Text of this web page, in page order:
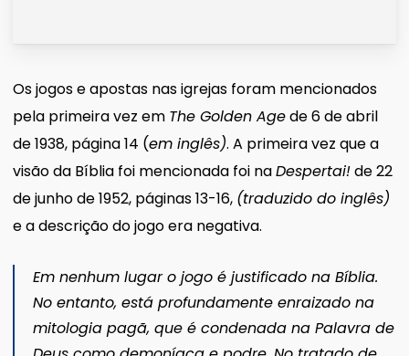
Os jogos e apostas nas igrejas foram mencionados
pela primeira vez em The Golden Agede 6 de abril
de 1938, página 14 (em inglês). A primeira vez que a
visão da Bíblia foi mencionada foi naDespertai!de 22
de junho de 1952, páginas 13-16, (traduzido do inglês)
e a descrição do jogo era negativa.
Em nenhum lugar o jogo é justificado na Bíblia.
No entanto, está profundamente enraizado na
mitologia pagã, que é condenada na Palavra de